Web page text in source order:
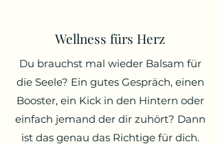
Wellness fürs Herz
Du brauchst mal wieder Balsam für
die Seele? Ein gutes Gespräch, einen
Booster, ein Kick in den Hintern oder
einfach jemand der dir zuhört? Dann
ist das genau das Richtige für dich.